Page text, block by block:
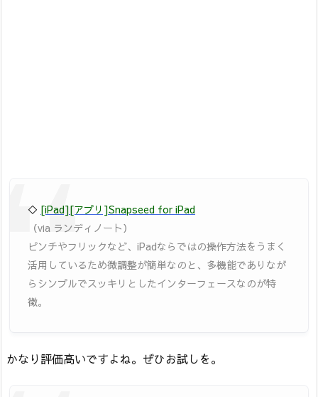
◇ [iPad][アプリ]Snapseed for iPad
（via ランディノート）
ピンチやフリックなど、iPadならではの操作方法をうまく
活用しているため微調整が簡単なのと、多機能でありなが
らシンプルでスッキリとしたインターフェースなのが特
徴。
かなり評価高いですよね。ぜひお試しを。